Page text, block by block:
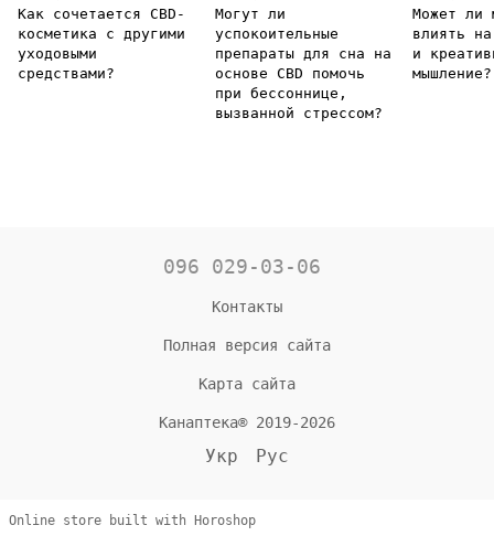
Как сочетается CBD-
косметика с другими
уходовыми
средствами?
Могут ли
успокоительные
препараты для сна на
основе CBD помочь
при бессоннице,
вызванной стрессом?
Может ли
влиять
и
мышление?
096 029-03-06
Контакты
Полная версия сайта
Карта сайта
Канаптека® 2019-2026
Укр Рус
Online store built with Horoshop